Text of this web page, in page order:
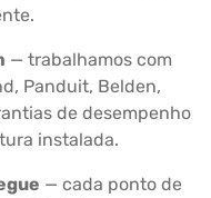
— trabalhamos com
Panduit, Belden,
de desempenho
instalada.
— cada ponto de